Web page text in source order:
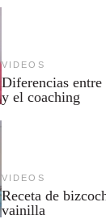
VIDEOS
Diferencias
y el coaching
VIDEOS
Receta de
vainilla